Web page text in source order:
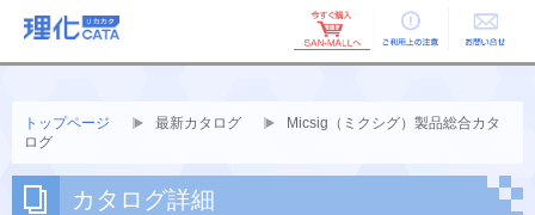
ご利用上の お問い合せ
トップページ 最新カタログ
Micsig（ミクシグ）製品総合カタ
ログ
カタログ詳細